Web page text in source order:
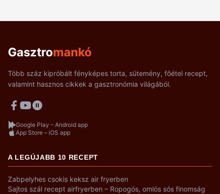
Gasztromankó
Több száz kipróbált fényképes torta, sütemény, főétel recept,
valamint hasznos cikkek a gasztronómia világából.
Google Play – Android app
App Store – iOS app
A LEGÚJABB 10 RECEPT
Zabpelyhes csokis keksz air fryerben
Sajtos szál recept airfryerben – Ropogós, omlós sós finomság